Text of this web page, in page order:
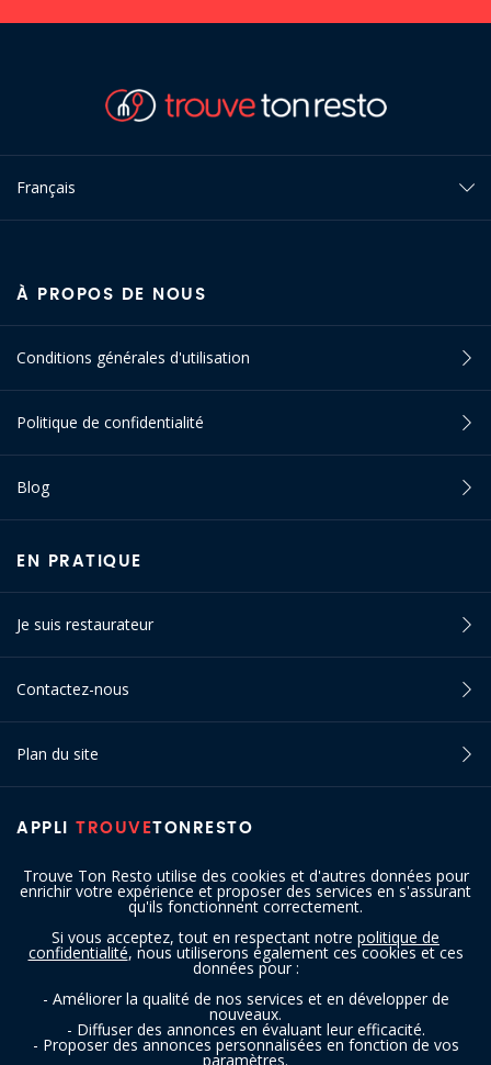
Trouve Ton Resto utilise des cookies et d'autres données pour
enrichir votre expérience et proposer des services en s'assurant
qu'ils fonctionnent correctement.
Si vous acceptez, tout en respectant notre politique de
confidentialité, nous utiliserons également ces cookies et ces
données pour :
- Améliorer la qualité de nos services et en développer de
nouveaux.
- Diffuser des annonces en évaluant leur efficacité.
- Proposer des annonces personnalisées en fonction de vos
paramètres.
Français
APPLI TROUVETONRESTO
À PROPOS DE NOUS
Conditions générales d'utilisation
Politique de confidentialité
Blog
EN PRATIQUE
Je suis restaurateur
Contactez-nous
Plan du site
SUIVEZ-NOUS